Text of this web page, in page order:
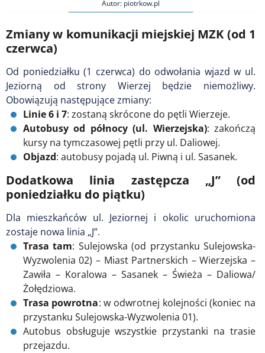
Autor: piotrkow.pl
Zmiany w komunikacji miejskiej MZK (od 1
czerwca)
Od poniedziałku (1 czerwca) do odwołania wjazd w ul.
Jeziorną od strony Wierzej będzie niemożliwy.
Obowiązują następujące zmiany:
Linie 6 i 7: zostaną skrócone do pętli Wierzeje.
Autobusy od północy (ul. Wierzejska): zakończą
kursy na tymczasowej pętli przy ul. Daliowej.
Objazd: autobusy pojadą ul. Piwną i ul. Sasanek.
Dodatkowa linia zastępcza „J” (od
poniedziałku do piątku)
Dla mieszkańców ul. Jeziornej i okolic uruchomiona
zostaje nowa linia „J”.
Trasa tam: Sulejowska (od przystanku Sulejowska-
Wyzwolenia 02) – Miast Partnerskich – Wierzejska –
Zawiła – Koralowa – Sasanek – Świeża – Daliowa/
Żołędziowa.
Trasa powrotna: w odwrotnej kolejności (koniec na
przystanku Sulejowska-Wyzwolenia 01).
Autobus obsługuje wszystkie przystanki na trasie
przejazdu.